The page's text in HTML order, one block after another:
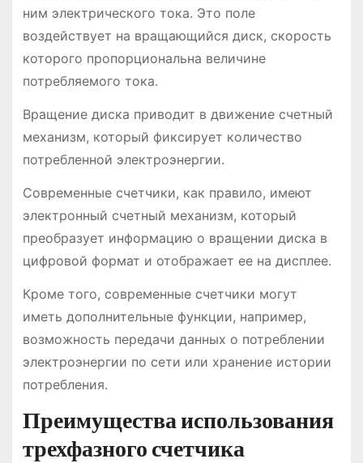
ним электрического тока. Это поле
воздействует на вращающийся диск, скорость
которого пропорциональна величине
потребляемого тока.
Вращение диска приводит в движение счетный
механизм, который фиксирует количество
потребленной электроэнергии.
Современные счетчики, как правило, имеют
электронный счетный механизм, который
преобразует информацию о вращении диска в
цифровой формат и отображает ее на дисплее.
Кроме того, современные счетчики могут
иметь дополнительные функции, например,
возможность передачи данных о потреблении
электроэнергии по сети или хранение истории
потребления.
Преимущества использования
трехфазного счетчика